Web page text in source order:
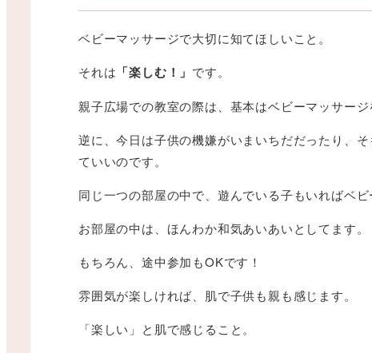
ベビーマッサージで大切に知てほしいこと。
それは 「楽しむ！」 です。
親子広場での教室の際は、基本はベビーマッサー
逆に、今日は子供の機嫌がいまいちだだったり、
ていいのです。
同じ一つの部屋の中で、遊んでいる子もいればベ
お部屋の中は、ほんわか和気あいあいとしてます。
もちろん、途中参加もOKです！
雰囲気が楽しければ、肌で子供も親も感じます。
「楽しい」と肌で感じること。